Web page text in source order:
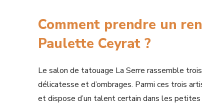
Comment prendre un
Paulette Ceyrat ?
Le salon de tatouage La Serre rassemble
délicatesse et d’ombrages. Parmi ces trois
et dispose d’un talent certain dans les